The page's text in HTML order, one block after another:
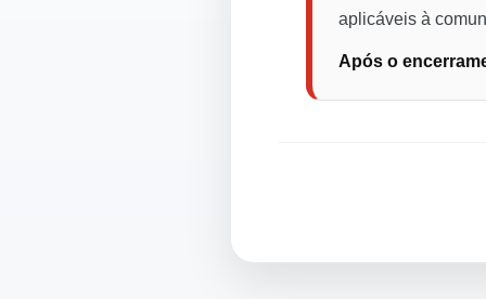
aplicáveis à
Após o